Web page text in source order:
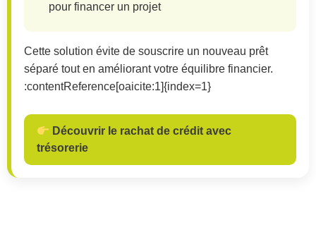
pour financer un projet
Cette solution évite de souscrire un nouveau prêt
séparé tout en améliorant votre équilibre financier.
:contentReference[oaicite:1]{index=1}
Découvrir le rachat de crédit avec
trésorerie